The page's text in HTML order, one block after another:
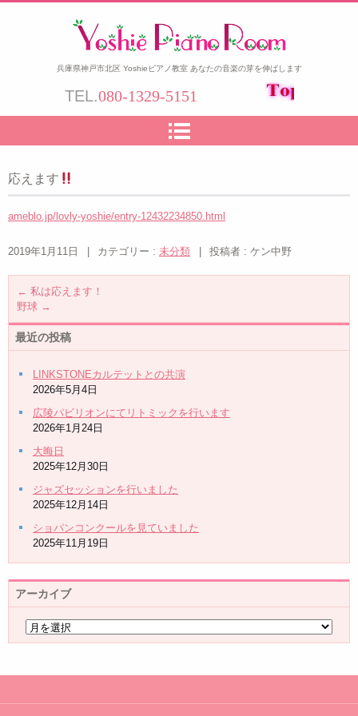
兵庫県神戸市北区 Yoshieピアノ教室 あなたの音楽の芽を伸ばします
TEL.080-1329-5151
応えます
ameblo.jp/lovly-yoshie/entry-12432234850.html
2019年1月11日 カテゴリー : 未分類 投稿者 : ケン中野
← 私は応えます！
野球 →
最近の投稿
LINKSTONEカルテットとの共演
2026年5月4日
広陵パビリオンにてリトミックを行います
2026年1月24日
大晦日
2025年12月30日
ジャズセッションを行いました
2025年12月14日
ショパンコンクールを見ていました
2025年11月19日
アーカイブ